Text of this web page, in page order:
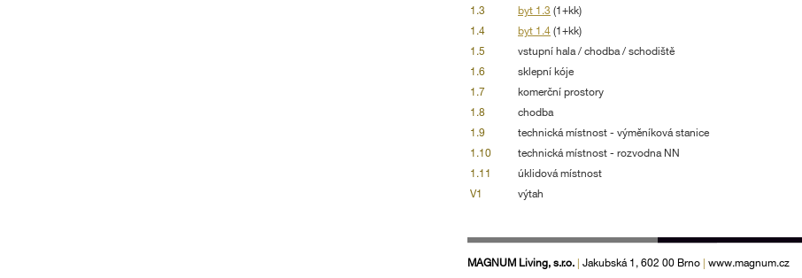
1.3 byt 1.3 (1+kk)
1.4 byt 1.4 (1+kk)
1.5 vstupní hala / chodba / schodiště
1.6 sklepní kóje
1.7 komerční prostory
1.8 chodba
1.9 technická místnost - výměníková stanice
1.10 technická místnost - rozvodna NN
1.11 úklidová místnost
V1 výtah
MAGNUM Living, s.r.o. Jakubská 1, 602 00 Brno
www.magnum.cz